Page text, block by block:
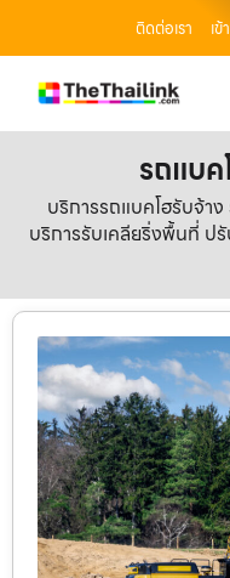
ติดต่อเรา เ
รถแบ
บริการรถแบคโฮรับจ้า
บริการรับเคลียริ่งพื้นที่ ป